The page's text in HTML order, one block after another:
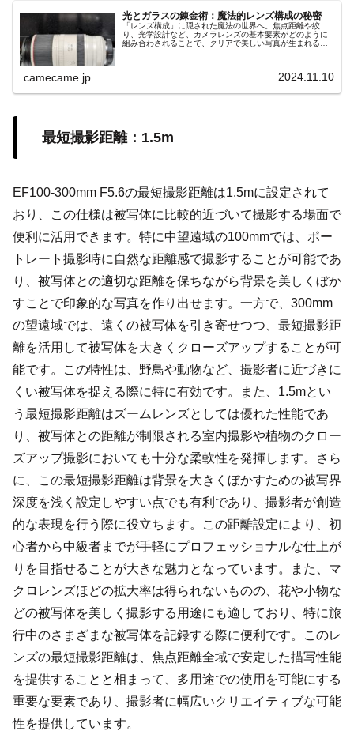
光とガラスの錬金術：魔法的レンズ構成の秘密
「レンズ構成」に隠された魔法の世界へ。焦点距離や絞
り、光学設計など、カメラレンズの基本要素がどのように
組み合わされることで、クリアで美しい写真が生まれるの
camecame.jp 2024.11.10
最短撮影距離：1.5m
EF100-300mm F5.6の最短撮影距離は1.5mに設定されて
おり、この仕様は被写体に比較的近づいて撮影する場面で
便利に活用できます。特に中望遠域の100mmでは、ポー
トレート撮影時に自然な距離感で撮影することが可能であ
り、被写体との適切な距離を保ちながら背景を美しくぼか
すことで印象的な写真を作り出せます。一方で、300mm
の望遠域では、遠くの被写体を引き寄せつつ、最短撮影距
離を活用して被写体を大きくクローズアップすることが可
能です。この特性は、野鳥や動物など、撮影者に近づきに
くい被写体を捉える際に特に有効です。また、1.5mとい
う最短撮影距離はズームレンズとしては優れた性能であ
り、被写体との距離が制限される室内撮影や植物のクロー
ズアップ撮影においても十分な柔軟性を発揮します。さら
に、この最短撮影距離は背景を大きくぼかすための被写界
深度を浅く設定しやすい点でも有利であり、撮影者が創造
的な表現を行う際に役立ちます。この距離設定により、初
心者から中級者までが手軽にプロフェッショナルな仕上が
りを目指せることが大きな魅力となっています。また、マ
クロレンズほどの拡大率は得られないものの、花や小物な
どの被写体を美しく撮影する用途にも適しており、特に旅
行中のさまざまな被写体を記録する際に便利です。このレ
ンズの最短撮影距離は、焦点距離全域で安定した描写性能
を提供することと相まって、多用途での使用を可能にする
重要な要素であり、撮影者に幅広いクリエイティブな可能
性を提供しています。